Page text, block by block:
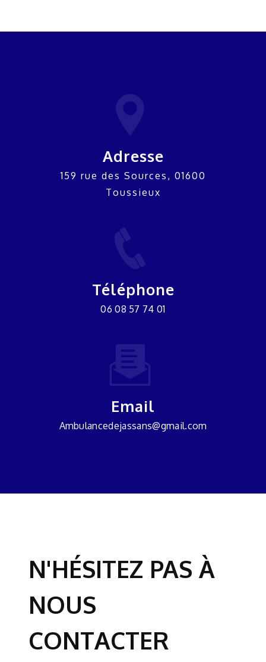
Adresse
159 rue des Sources, 01600
Toussieux
Téléphone
06 08 57 74 01
Email
ambulancedejassans@gmail.com
N'HÉSITEZ PAS À
NOUS
CONTACTER